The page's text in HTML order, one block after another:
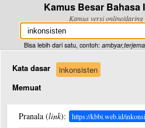
Kamus Besar Bahasa
Kamus versi online/
Bisa lebih dari satu, contoh:
Kata dasar
inkonsisten
Memuat
Pranala (link): https://kbbi.web.id/